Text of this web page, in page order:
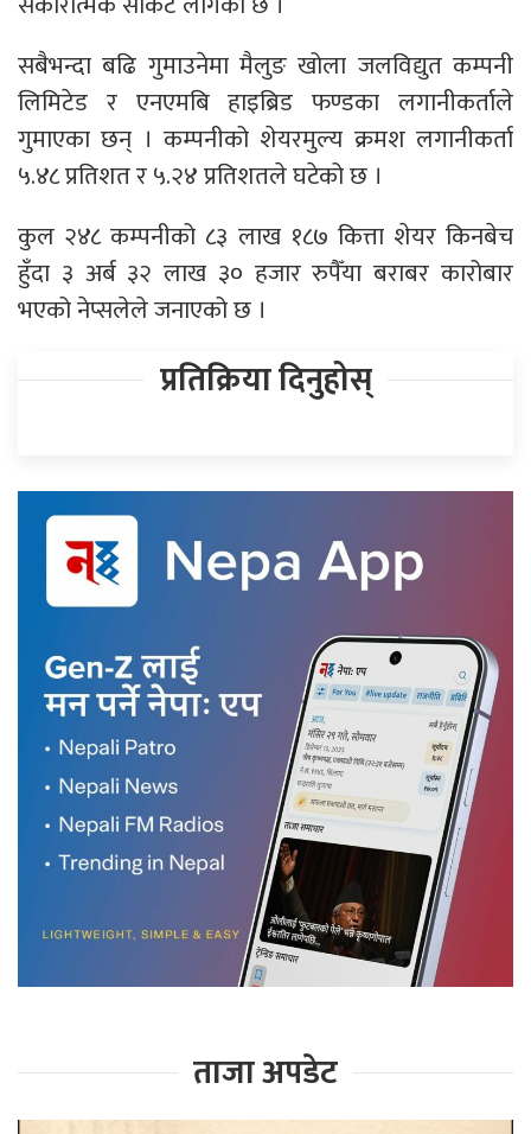
सबैभन्दा बढि गुमाउनेमा मैलुङ खोला जलविद्युत कम्पनी
लिमिटेड र एनएमबि हाइब्रिड फण्डका लगानीकर्ताले
गुमाएका छन् । कम्पनीको शेयरमुल्य क्रमश लगानीकर्ता
५.४८ प्रतिशत र ५.२४ प्रतिशतले घटेको छ ।
कुल २४८ कम्पनीको ८३ लाख १८७ कित्ता शेयर किनबेच
हुँदा ३ अर्ब ३२ लाख ३० हजार रुपैँया बराबर कारोबार
भएको नेप्सलेले जनाएको छ ।
प्रतिक्रिया दिनुहोस्
ताजा अपडेट